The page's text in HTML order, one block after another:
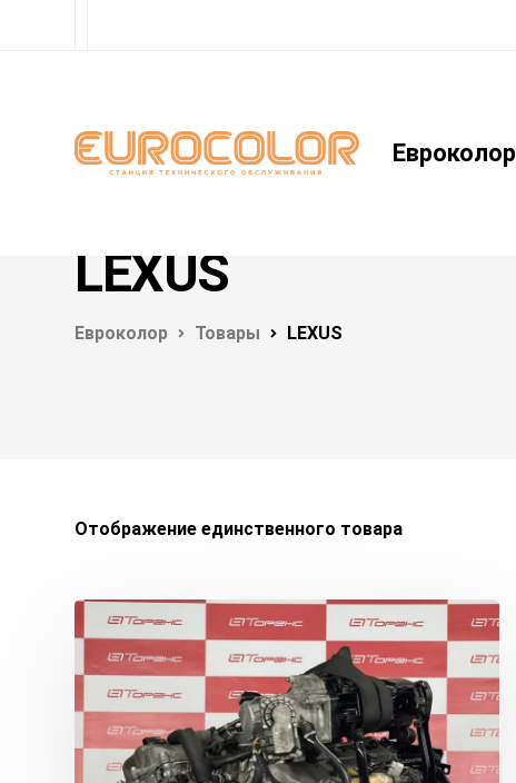
Евроколор
LEXUS
Евроколор Товары LEXUS
Отображение единственного товара